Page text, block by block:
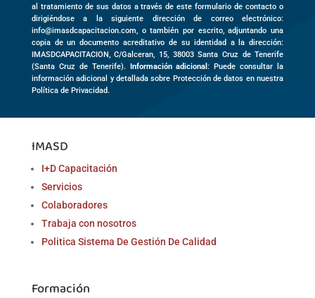
al tratamiento de sus datos a través de este formulario de contacto o
dirigiéndose a la siguiente dirección de correo electrónico:
info@imasdcapacitacion.com, o también por escrito, adjuntando una
copia de un documento acreditativo de su identidad a la dirección:
IMASDCAPACITACION,C/Galceran, 15, 38003Santa Cruz de Tenerife
(Santa Cruz de Tenerife).Información adicional: Puede consultar la
información adicional y detallada sobre Protección de datos en nuestra
Política de Privacidad.
IMASD
I+D Capacitación
Servicios
Colaboradores
Trabaja con nosotros
Politica Sistema De Gestión De Calidad
Formación